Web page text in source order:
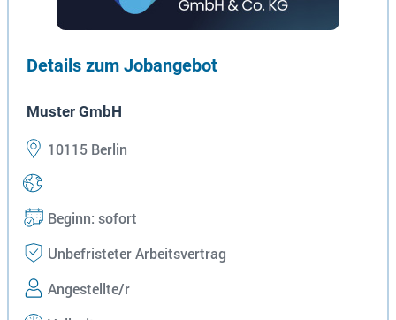
Details zum Jobangebot
Muster GmbH
10115 Berlin
Beginn: sofort
Unbefristeter Arbeitsvertrag
Angestellte/r